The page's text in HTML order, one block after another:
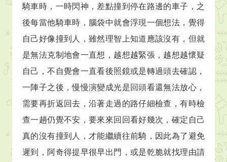
騎車時，一時閃神，差點撞到停在路邊的車子，之
後每當他騎車時，腦袋中就會浮現一個想法，覺得
自己好像撞到人，雖然理智上知道應該沒有，但就
是無法克制地會一直想，越想越緊張，越想越懷疑
自己，不自覺會一直看後照鏡或是轉過頭去確認，
一陣子之後，慢慢演變成光是回頭看還無法放心，
需要再折返回去，沿著走過的路仔細檢查，有時檢
查一趟仍覺不安，要來來回回看好幾次，確定自己
真的沒有撞到人，才能繼續往前騎，因此為了避免
遲到，阿奇得提早很早出門，或是乾脆就找理由請